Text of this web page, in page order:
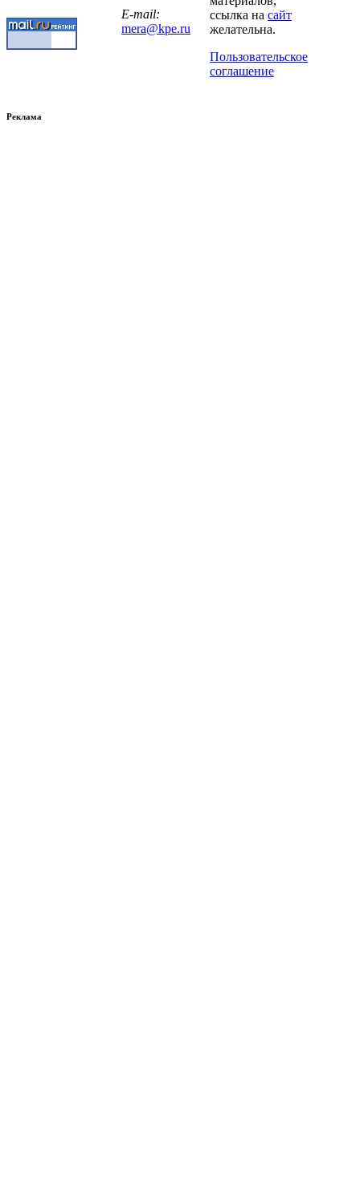
E-mail:
mera@kpe.ru
ссылка на сайт
желательна.
Пользовательское
соглашение
Реклама